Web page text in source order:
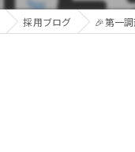
採用ブログ 🎉第一